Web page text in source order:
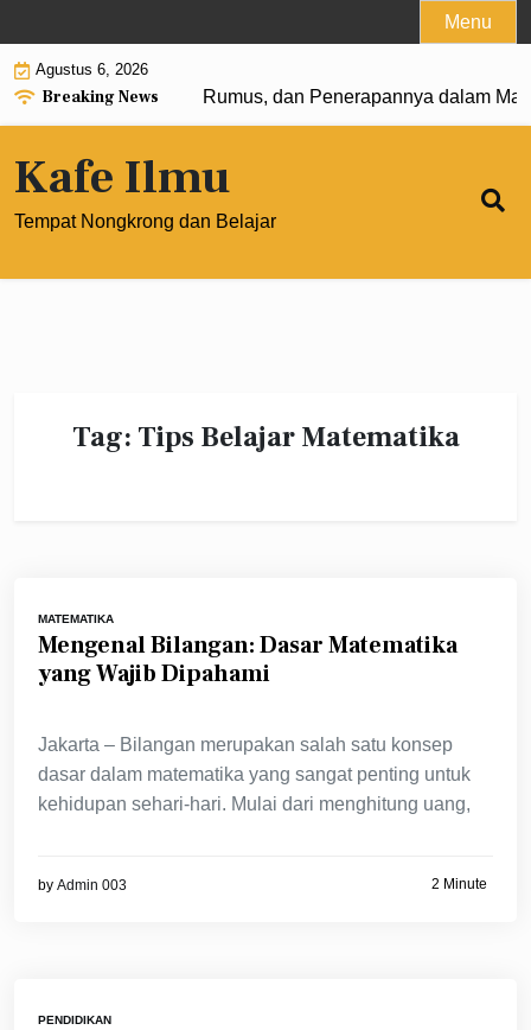
to
content
Menu
Agustus 6, 2026
Breaking News
0: Pengertian, Rumus, dan Penerapannya dalam
Kafe Ilmu
Tempat Nongkrong dan Belajar
Tag: Tips Belajar Matematika
MATEMATIKA
Mengenal Bilangan: Dasar Matematika
yang Wajib Dipahami
Jakarta – Bilangan merupakan salah satu konsep
dasar dalam matematika yang sangat penting untuk
kehidupan sehari-hari. Mulai dari menghitung uang,
by Admin 003 2 Minute
PENDIDIKAN